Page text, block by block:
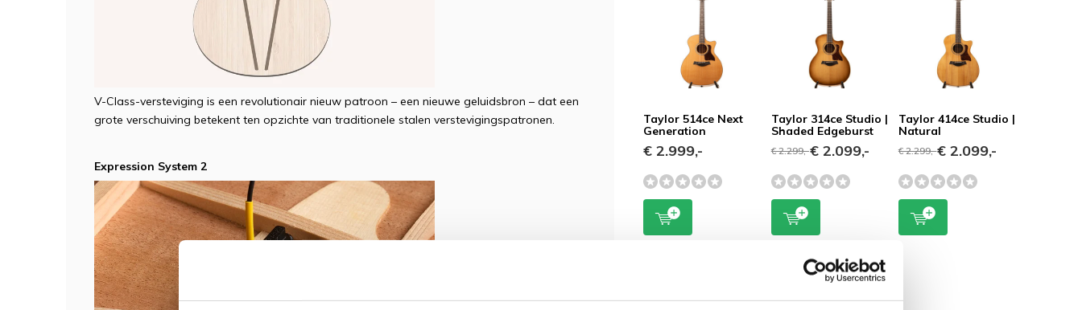
V-Class-versteviging is een revolutionair nieuw patroon – een nieuwe geluidsbron – dat een
grote verschuiving betekent ten opzichte van traditionele stalen verstevigingspatronen.
Expression System 2
Taylor 514ce Next
Generation
€ 2.999,-
Taylor 314ce Studio |
Shaded Edgeburst
€ 2.299,-€ 2.099,-
Taylor 414ce Studio |
Natural
€ 2.299,-€ 2.099,-